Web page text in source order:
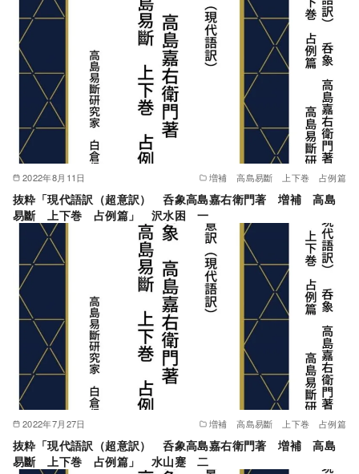
2022年8月11日 増補 高島易斷 上下巻 占例篇
抜粋「現代語訳（超意訳） 呑象高島嘉右衛門著 増補 高島
易斷 上下巻 占例篇」 沢水困 一
2022年7月27日 増補 高島易斷 上下巻 占例篇
抜粋「現代語訳（超意訳） 呑象高島嘉右衛門著 増補 高島
易斷 上下巻 占例篇」 水山蹇 二